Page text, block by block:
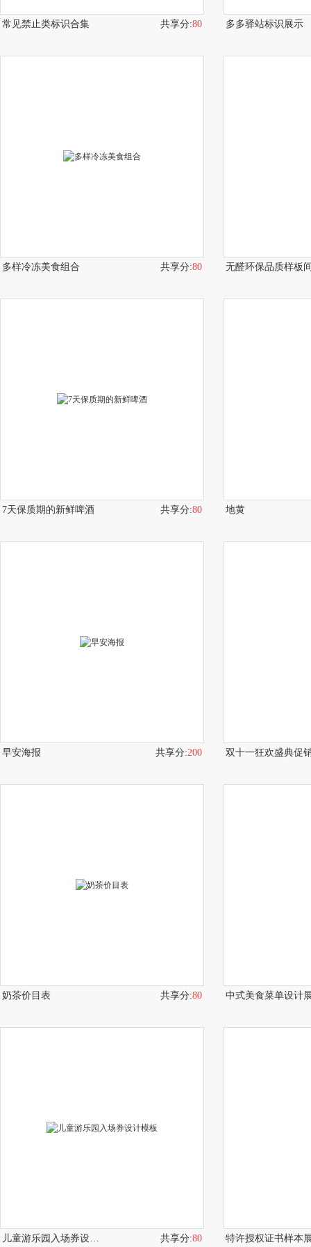
常见禁止类标识合集 共享分:80 多多驿站标识展示
多样冷冻美食组合 共享分:80 无醛环保品质样板
7天保质期的新鲜啤酒 共享分:80 地黄
早安海报 共享分:200
奶茶价目表 共享分:80 中式美食菜单设计
儿童游乐园入场券设计模板 共享分:80 特许授权证书样本